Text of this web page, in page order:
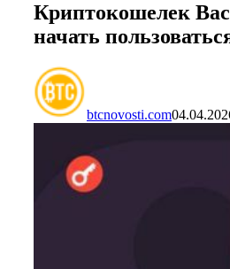
Криптокошелек
начать
btcnovosti.com